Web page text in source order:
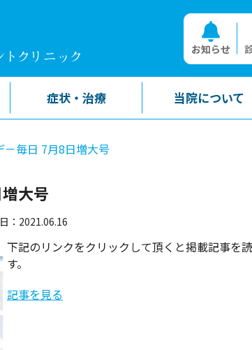
お知らせ
症状・治療 当院について
－毎日 7月8日増大号
大号
：2021.06.16
下記のリンクをクリックして頂くと掲載記事を
す。
記事を見る